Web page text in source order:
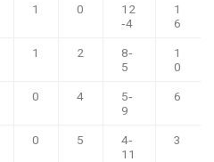
1 0
12
‑4
1
6
1 2
8‑
5
1
0
0 4
5‑
9
6
0 5
4‑
11
3